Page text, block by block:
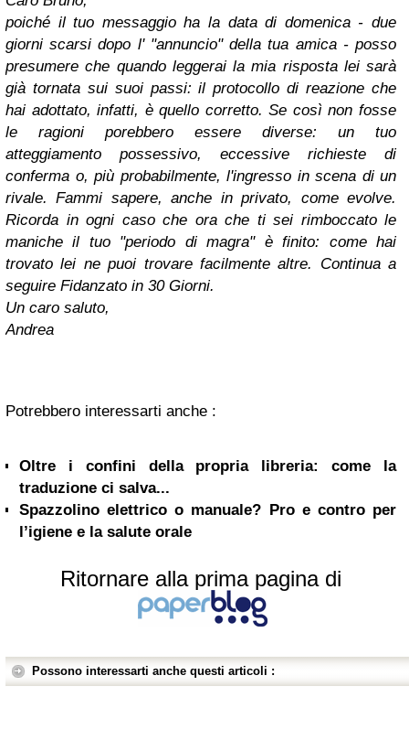
poiché il tuo messaggio ha la data di domenica - due
giorni scarsi dopo l' "annuncio" della tua amica - posso
presumere che quando leggerai la mia risposta lei sarà
già tornata sui suoi passi: il protocollo di reazione che
hai adottato, infatti, è quello corretto. Se così non fosse
le ragioni porebbero essere diverse: un tuo
atteggiamento possessivo, eccessive richieste di
conferma o, più probabilmente, l'ingresso in scena di un
rivale. Fammi sapere, anche in privato, come evolve.
Ricorda in ogni caso che ora che ti sei rimboccato le
maniche il tuo "periodo di magra" è finito: come hai
trovato lei ne puoi trovare facilmente altre. Continua a
seguire Fidanzato in 30 Giorni.
Un caro saluto,
Andrea
Potrebbero interessarti anche :
Oltre i confini della propria libreria: come la
traduzione ci salva...
Spazzolino elettrico o manuale? Pro e contro per
l’igiene e la salute orale
Ritornare alla prima pagina di
Possono interessarti anche questi articoli :